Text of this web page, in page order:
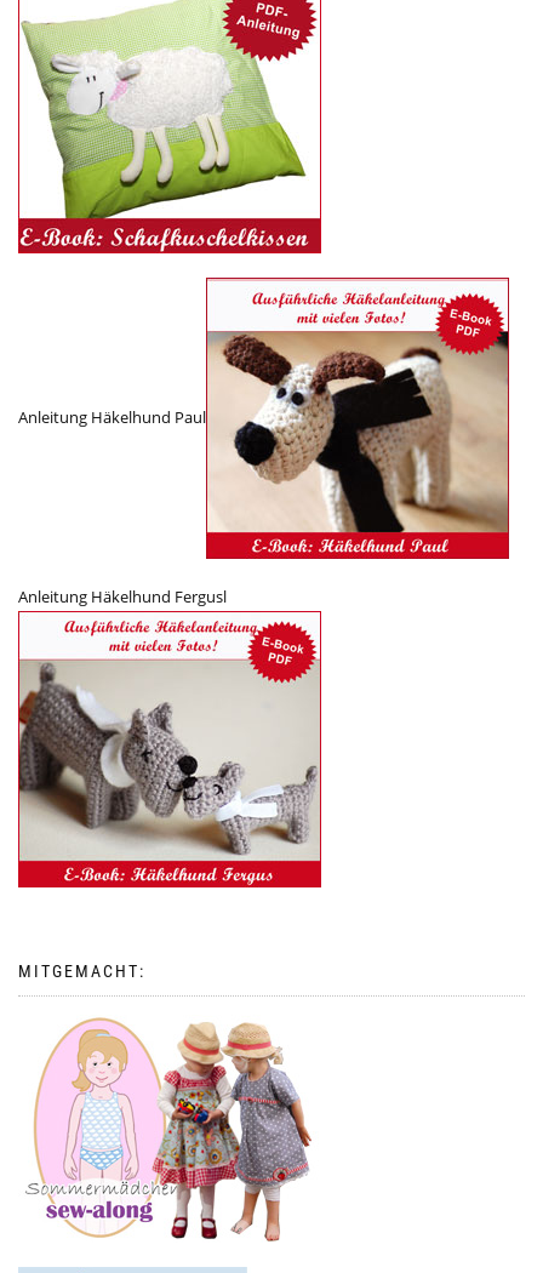
Anleitung Häkelhund Paul
Anleitung Häkelhund Fergusl
MITGEMACHT: